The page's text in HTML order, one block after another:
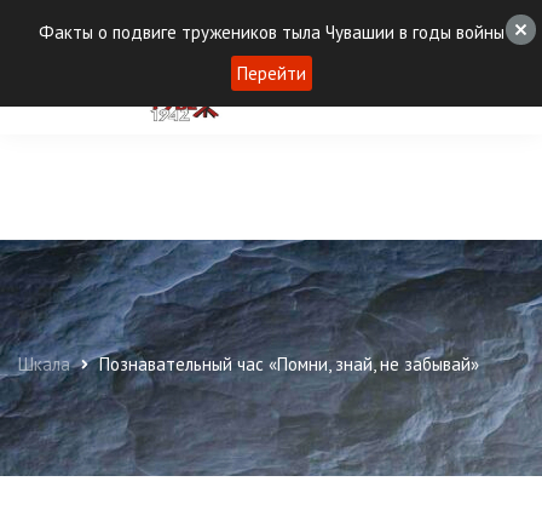
Шкала Познавательный час «Помни, знай, не забывай»
Факты о подвиге тружеников тыла Чувашии в годы войны
Перейти